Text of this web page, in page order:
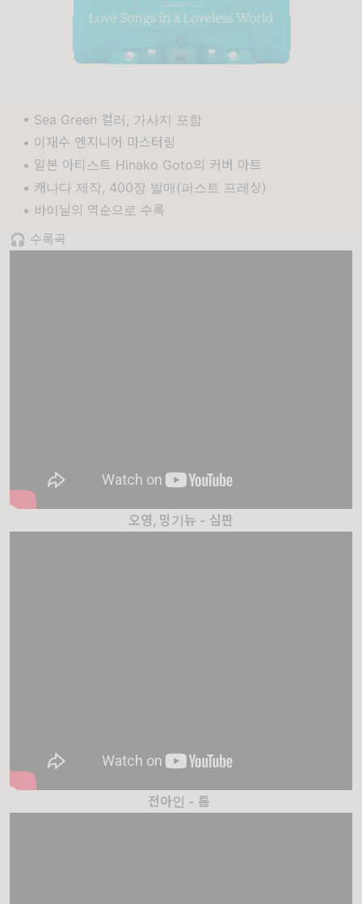
• Sea Green 컬러, 가사지 포함
• 이재수 엔지니어 마스터링
• 일본 아티스트 Hinako Goto의 커버 아트
• 캐나다 제작, 400장 발매(퍼스트 프레싱)
• 바이닐의 역순으로 수록
🎧 수록곡
오영, 밍기뉴 - 심판
전아인 - 틈